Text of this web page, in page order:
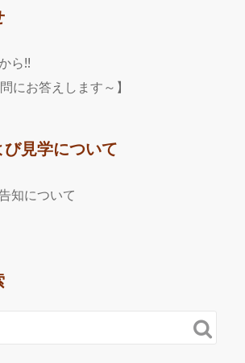
ら!!
にお答えします～】
見学について
知について